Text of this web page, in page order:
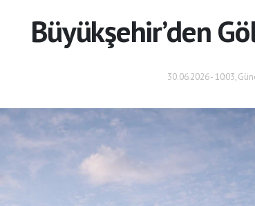
Büyükşehir’den
30.06.2026 - 10:03,